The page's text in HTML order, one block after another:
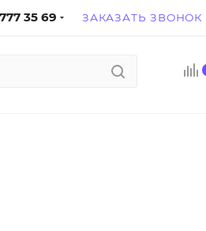
35 69 ЗАКАЗАТЬ ЗВОНОК